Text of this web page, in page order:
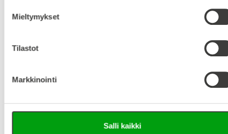
Mieltymykset
Tilastot
Markkinointi
Salli kaikki
Kysy tuotteista:
Asiakaspalvelu 8-16
Tai lähetä viesti:
Vastaamme arkisin 24h sisällä!